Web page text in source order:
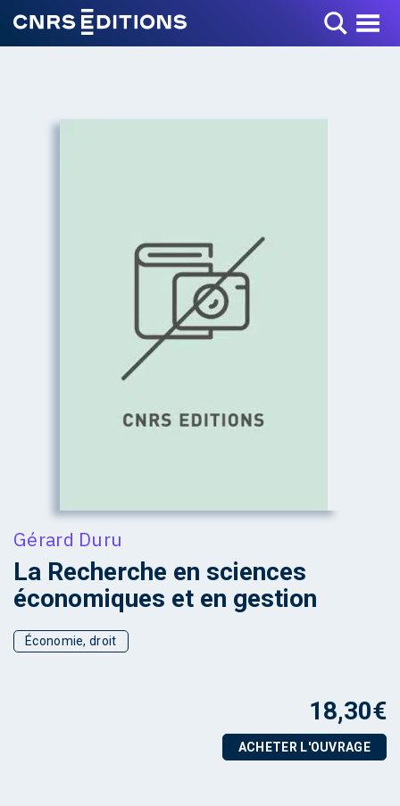
Toggle Menu
Gérard Duru
La Recherche en sciences
économiques et en gestion
Économie, droit
18,30€
ACHETER L'OUVRAGE